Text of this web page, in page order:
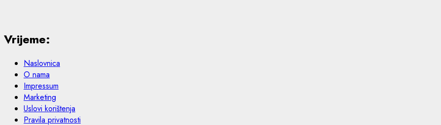
Vrijeme:
Naslovnica
O nama
Impressum
Marketing
Uslovi korištenja
Pravila privatnosti